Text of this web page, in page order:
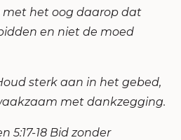
het oog daarop dat
en niet de moed
sterk aan in het gebed,
met dankzegging.
5:17-18 Bid zonder